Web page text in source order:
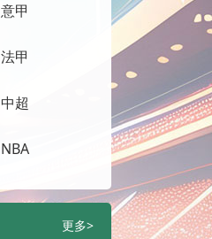
意甲
法甲
中超
NBA
更多>